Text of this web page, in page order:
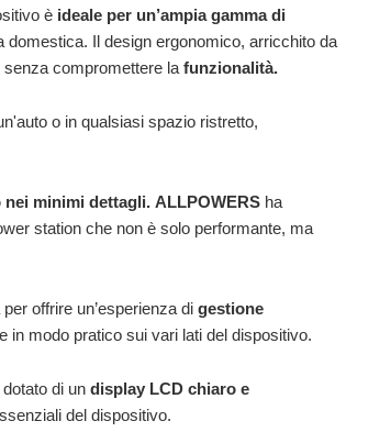
è ideale per un’ampia gamma di
domestica. Il design ergonomico, arricchito da
compromettere la funzionalità.
o in qualsiasi spazio ristretto,
nei minimi dettagli. ALLPOWERS ha
station che non è solo performante, ma
offrire un’esperienza di gestione
in modo pratico sui vari lati del dispositivo.
dotato di un display LCD chiaro e
del dispositivo.